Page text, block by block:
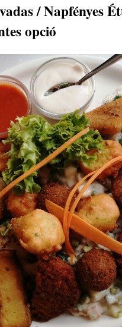
/ Napfényes
opció